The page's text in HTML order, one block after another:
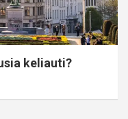
keliauti?